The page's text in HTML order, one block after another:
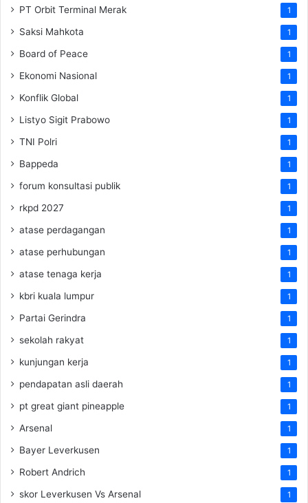
PT Orbit Terminal Merak 1
Saksi Mahkota 1
Board of Peace 1
Ekonomi Nasional 1
Konflik Global 1
Listyo Sigit Prabowo 1
TNI Polri 1
Bappeda 1
forum konsultasi publik 1
rkpd 2027 1
atase perdagangan 1
atase perhubungan 1
atase tenaga kerja 1
kbri kuala lumpur 1
Partai Gerindra 1
sekolah rakyat 1
kunjungan kerja 1
pendapatan asli daerah 1
pt great giant pineapple 1
Arsenal 1
Bayer Leverkusen 1
Robert Andrich 1
skor Leverkusen Vs Arsenal 1